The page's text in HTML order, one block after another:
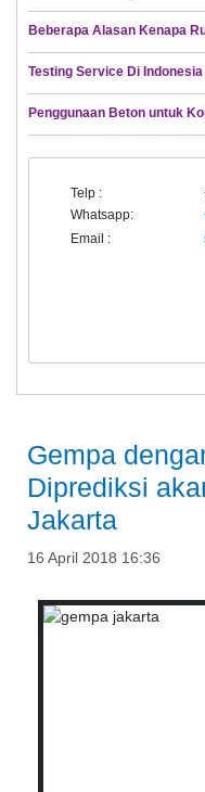
Beberapa Alasan Kenapa
Testing Service Di Indonesia
Penggunaan Beton untuk
Telp :
Whatsapp:
Email :
Gempa
Diprediksi
Jakarta
16 April 2018 16:36